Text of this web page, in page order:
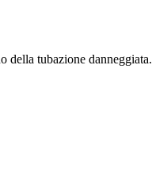
della tubazione danneggiata.